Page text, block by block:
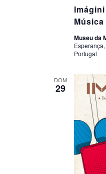
Museu da
Portugal
DOM
29